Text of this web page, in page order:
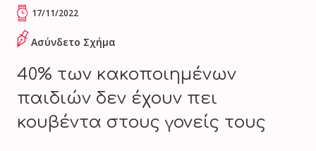
17/11/2022
Ασύνδετο Σχήμα
40% των κακοποιημένων
παιδιών δεν έχουν πει
κουβέντα στους γονείς τους